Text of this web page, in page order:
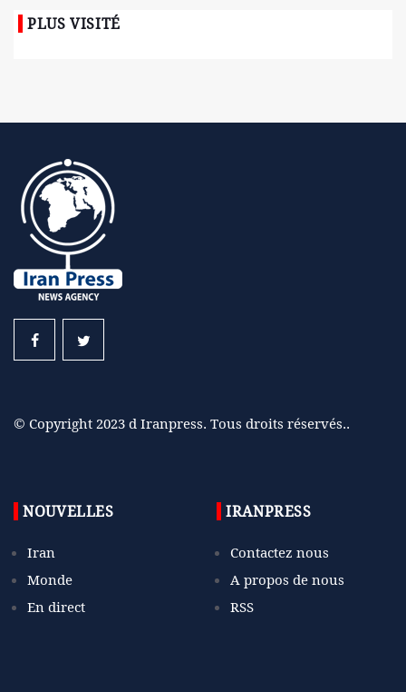
PLUS VISITÉ
© Copyright 2023 d Iranpress. Tous droits réservés..
NOUVELLES
Iran
Monde
En direct
IRANPRESS
Contactez nous
A propos de nous
RSS